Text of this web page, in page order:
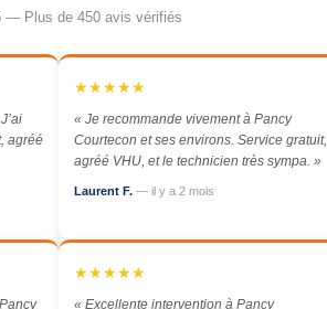
— Plus de 450 avis vérifiés
agréé
★★★★★
« Je recommande vivement à Pancy
Courtecon et ses environs. Service gratuit,
agréé VHU, et le technicien très sympa. »
Laurent F. — il y a 2 mois
★★★★★
« Excellente intervention à Pancy